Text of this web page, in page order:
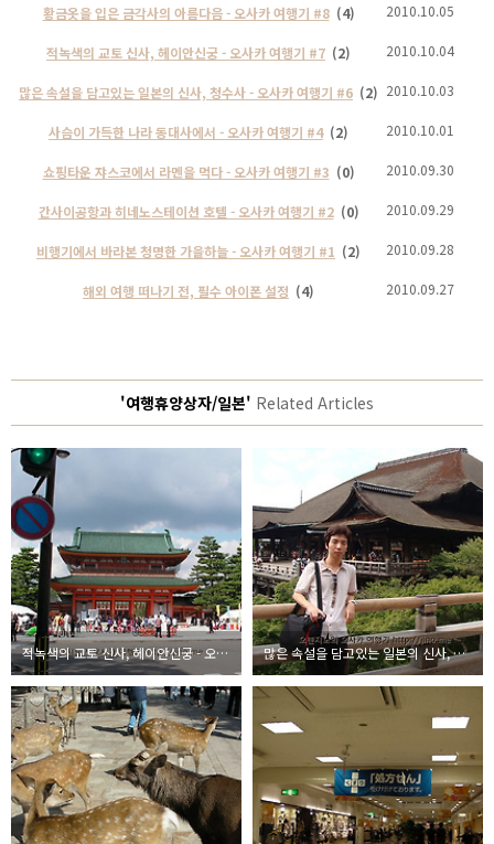
황금옷을 입은 금각사의 아름다음 - 오사카 여행기 #8 (4) 2010.10.05
적녹색의 교토 신사, 헤이안신궁 - 오사카 여행기 #7 (2) 2010.10.04
많은 속설을 담고있는 일본의 신사, 청수사 - 오사카 여행기 #6 (2) 2010.10.03
사슴이 가득한 나라 동대사에서 - 오사카 여행기 #4 (2) 2010.10.01
쇼핑타운 쟈스코에서 라멘을 먹다 - 오사카 여행기 #3 (0) 2010.09.30
간사이공항과 히네노스테이션 호텔 - 오사카 여행기 #2 (0) 2010.09.29
비행기에서 바라본 청명한 가을하늘 - 오사카 여행기 #1 (2) 2010.09.28
해외 여행 떠나기 전, 필수 아이폰 설정 (4) 2010.09.27
'여행휴양상자/일본' Related Articles
적녹색의 교토 신사, 헤이안신궁 - 오사카 여행기 #7 많은 속설을 담고있는 일본의 신사, 청수사 - 오사카 여행기 #6